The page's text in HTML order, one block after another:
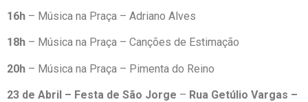
16h – Música na Praça – Adriano Alves
18h – Música na Praça – Canções de Estimação
20h – Música na Praça – Pimenta do Reino
23 de Abril – Festa de São Jorge – Rua Getúlio Vargas –